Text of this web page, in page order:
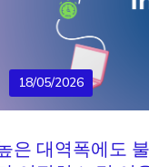
18/05/2026
은 대역폭에도